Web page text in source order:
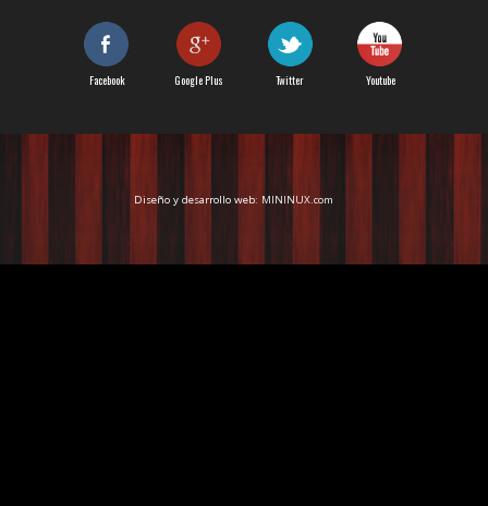
Facebook Google Plus Twitter Youtube
Diseño y desarrollo web: MININUX.com